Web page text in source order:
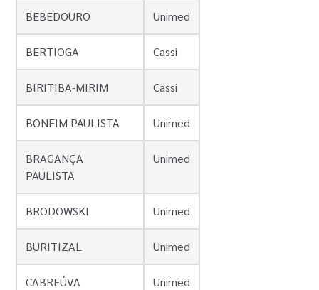
BEBEDOURO Unimed
BERTIOGA Cassi
BIRITIBA-MIRIM Cassi
BONFIM PAULISTA Unimed
BRAGANÇA
PAULISTA
Unimed
BRODOWSKI Unimed
BURITIZAL Unimed
CABREÚVA Unimed